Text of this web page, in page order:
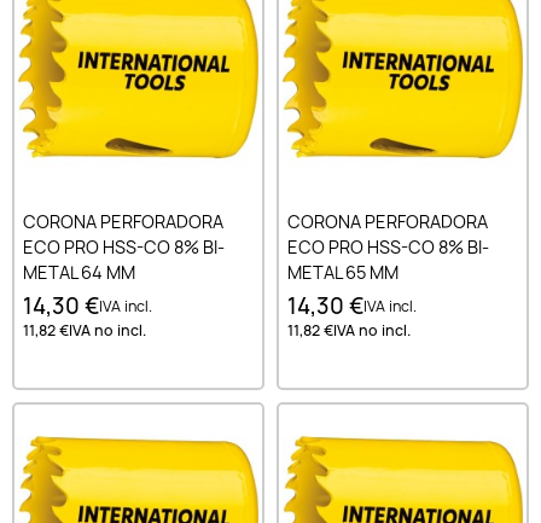
CORONA PERFORADORA
ECO PRO HSS-CO 8% BI-
METAL 64 MM
14,30 €IVA incl.
11,82 €IVA no incl.
CORONA PERFORADORA
ECO PRO HSS-CO 8% BI-
METAL 65 MM
14,30 €IVA incl.
11,82 €IVA no incl.